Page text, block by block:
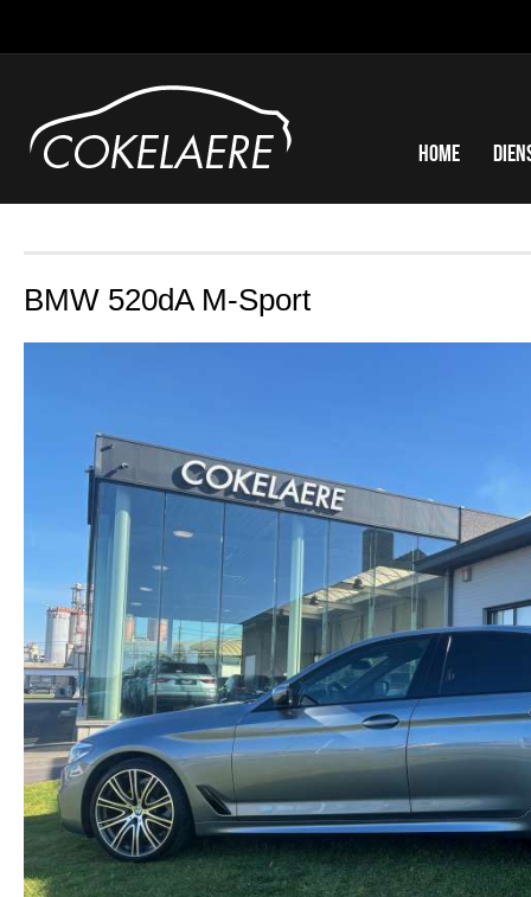
Home
BMW 520dA M-Sport